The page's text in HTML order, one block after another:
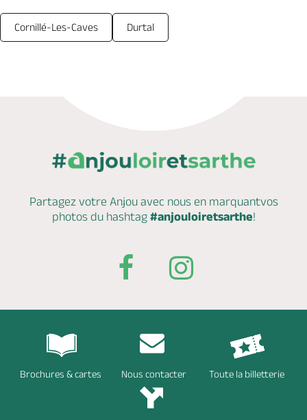
Cornillé-Les-Caves Durtal
Partagez votre Anjou avec nous en marquantvos
photos du hashtag #anjouloiretsarthe!
Brochures & cartes Nous contacter Toute la billetterie